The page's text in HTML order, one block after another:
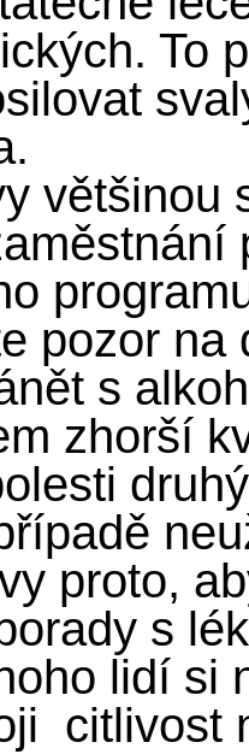
To
pozor na
s
zhorší
proto,
s
lidí si
citlivost